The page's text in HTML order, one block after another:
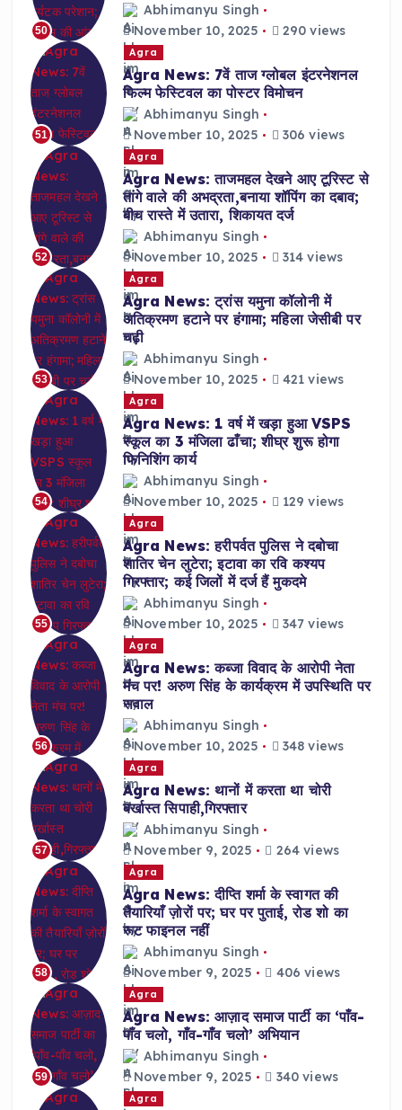
50
Abhimanyu Singh
November 10, 2025
290 views
51
Agra
Agra News: 7वें ताज ग्लोबल इंटरनेशनल
फिल्म फेस्टिवल का पोस्टर विमोचन
Abhimanyu Singh
November 10, 2025
306 views
52
Agra
Agra News: ताजमहल देखने आए टूरिस्ट से
तांगे वाले की अभद्रता,बनाया शॉपिंग का दबाव;
बीच रास्ते में उतारा, शिकायत दर्ज
Abhimanyu Singh
November 10, 2025
314 views
53
Agra
Agra News: ट्रांस यमुना कॉलोनी में
अतिक्रमण हटाने पर हंगामा; महिला जेसीबी पर
चढ़ी
Abhimanyu Singh
November 10, 2025
421 views
54
Agra
Agra News: 1 वर्ष में खड़ा हुआ VSPS
स्कूल का 3 मंजिला ढाँचा; शीघ्र शुरू होगा
फिनिशिंग कार्य
Abhimanyu Singh
November 10, 2025
129 views
55
Agra
Agra News: हरीपर्वत पुलिस ने दबोचा
शातिर चेन लुटेरा; इटावा का रवि कश्यप
गिरफ्तार; कई जिलों में दर्ज हैं मुकदमे
Abhimanyu Singh
November 10, 2025
347 views
56
Agra
Agra News: कब्जा विवाद के आरोपी नेता
मंच पर! अरुण सिंह के कार्यक्रम में उपस्थिति पर
सवाल
Abhimanyu Singh
November 10, 2025
348 views
57
Agra
Agra News: थानों में करता था चोरी
बर्खास्त सिपाही,गिरफ्तार
Abhimanyu Singh
November 9, 2025
264 views
58
Agra
Agra News: दीप्ति शर्मा के स्वागत की
तैयारियाँ ज़ोरों पर; घर पर पुताई, रोड शो का
रूट फाइनल नहीं
Abhimanyu Singh
November 9, 2025
406 views
59
Agra
Agra News: आज़ाद समाज पार्टी का ‘पाँव-
पाँव चलो, गाँव-गाँव चलो’ अभियान
Abhimanyu Singh
November 9, 2025
340 views
Agra